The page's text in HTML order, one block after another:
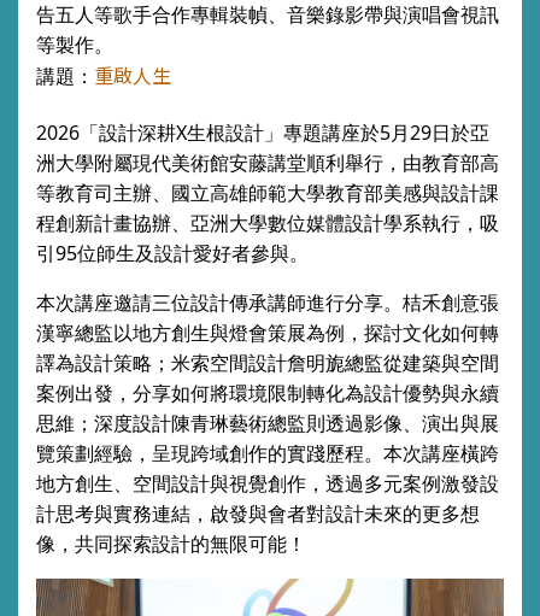
告五人等歌手合作專輯裝幀、音樂錄影帶與演唱會視訊
等製作。
講題： 重啟人生
2026「設計深耕X生根設計」專題講座於5月29日於亞
洲大學附屬現代美術館安藤講堂順利舉行，由教育部高
等教育司主辦、國立高雄師範大學教育部美感與設計課
程創新計畫協辦、亞洲大學數位媒體設計學系執行，吸
引95位師生及設計愛好者參與。
本次講座邀請三位設計傳承講師進行分享。桔禾創意張
漢寧總監以地方創生與燈會策展為例，探討文化如何轉
譯為設計策略；米索空間設計詹明旎總監從建築與空間
案例出發，分享如何將環境限制轉化為設計優勢與永續
思維；深度設計陳青琳藝術總監則透過影像、演出與展
覽策劃經驗，呈現跨域創作的實踐歷程。 本次講座橫跨
地方創生、空間設計與視覺創作，透過多元案例激發設
計思考與實務連結，啟發與會者對設計未來的更多想
像，共同探索設計的無限可能！